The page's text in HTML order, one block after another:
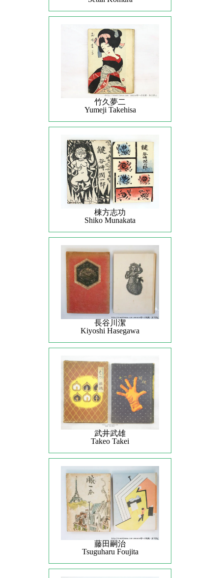
竹久夢二
Yumeji Takehisa
棟方志功
Shiko Munakata
長谷川潔
Kiyoshi Hasegawa
武井武雄
Takeo Takei
藤田嗣治
Tsuguharu Foujita